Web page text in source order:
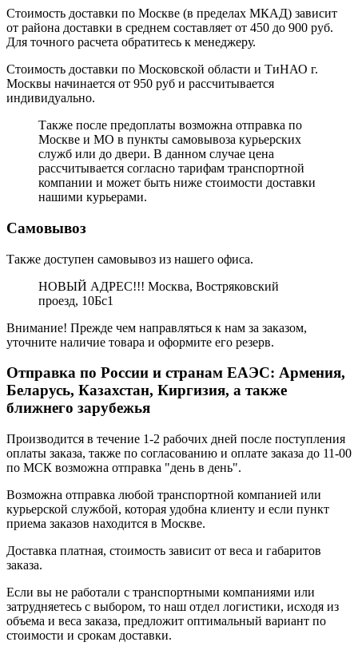
Стоимость доставки по Москве (в пределах МКАД) зависит
от района доставки в среднем составляет от 450 до 900 руб.
Для точного расчета обратитесь к менеджеру.
Стоимость доставки по Московской области и ТиНАО г.
Москвы начинается от 950 руб и рассчитывается
индивидуально.
Также после предоплаты возможна отправка по
Москве и МО в пункты самовывоза курьерских
служб или до двери. В данном случае цена
рассчитывается согласно тарифам транспортной
компании и может быть ниже стоимости доставки
нашими курьерами.
Самовывоз
Также доступен самовывоз из нашего офиса.
НОВЫЙ АДРЕС!!! Москва, Востряковский
проезд, 10Бс1
Внимание! Прежде чем направляться к нам за заказом,
уточните наличие товара и оформите его резерв.
Отправка по России и странам ЕАЭС: Армения,
Беларусь, Казахстан, Киргизия, а также
ближнего зарубежья
Производится в течение 1-2 рабочих дней после поступления
оплаты заказа, также по согласованию и оплате заказа до 11-00
по МСК возможна отправка "день в день".
Возможна отправка любой транспортной компанией или
курьерской службой, которая удобна клиенту и если пункт
приема заказов находится в Москве.
Доставка платная, стоимость зависит от веса и габаритов
заказа.
Если вы не работали с транспортными компаниями или
затрудняетесь с выбором, то наш отдел логистики, исходя из
объема и веса заказа, предложит оптимальный вариант по
стоимости и срокам доставки.